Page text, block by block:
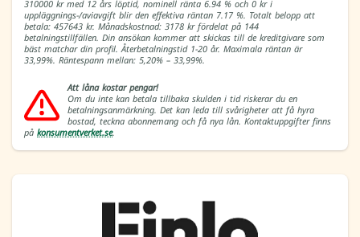
310000 kr med 12 års löptid, nominell ränta 6.94 % och 0 kr i
uppläggnings-/aviavgift blir den effektiva räntan 7.17 %. Totalt belopp att
betala: 457643 kr. Månadskostnad: 3178 kr fördelat på 144
betalningstillfällen. Din ansökan kommer att skickas till de kreditgivare som
bäst matchar din profil. Återbetalningstid 1-20 år. Maximala räntan är
33,99%. Räntespann mellan: 5,20% – 33,99%.
Att låna kostar pengar!
Om du inte kan betala tillbaka skulden i tid riskerar du en
betalningsanmärkning. Det kan leda till svårigheter att få hyra
bostad, teckna abonnemang och få nya lån. Kontaktuppgifter finns
på konsumentverket.se.